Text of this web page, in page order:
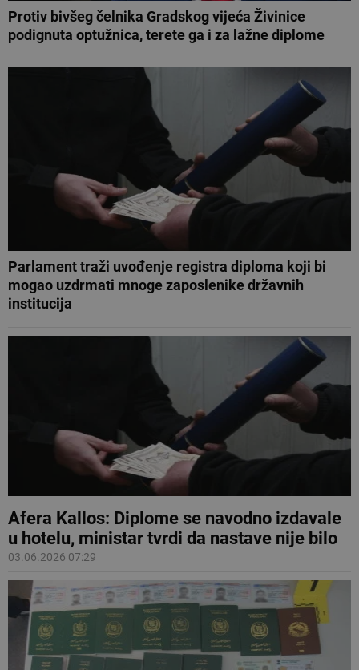
Protiv bivšeg čelnika Gradskog vijeća Živinice
podignuta optužnica, terete ga i za lažne diplome
Parlament traži uvođenje registra diploma koji bi
mogao uzdrmati mnoge zaposlenike državnih
institucija
Afera Kallos: Diplome se navodno izdavale
u hotelu, ministar tvrdi da nastave nije bilo
03.06.2026 07:29